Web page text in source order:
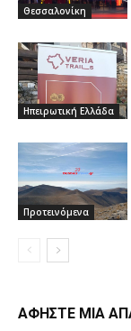
Θεσσαλονίκη
Ηπειρωτική Ελλάδα
Προτεινόμενα
ΑΦΗΣΤΕ ΜΙΑ